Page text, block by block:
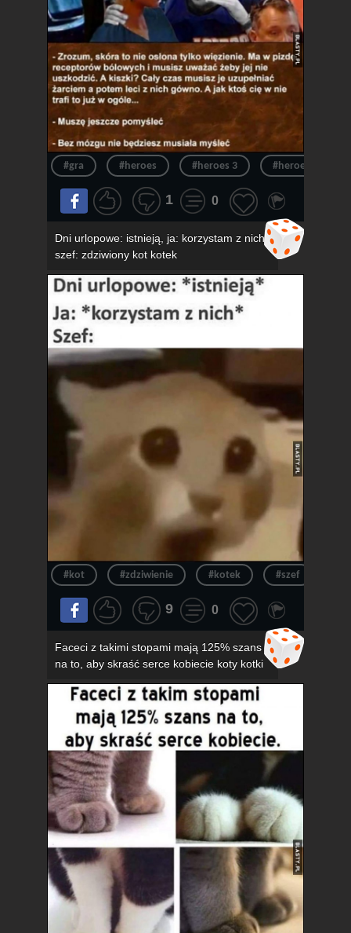
#gra #heroes #heroes 3 #heroes of
1 0
Dni urlopowe: istnieją, ja: korzystam z nich,
szef: zdziwiony kot kotek
#kot #zdziwienie #kotek #szef
9 0
Faceci z takimi stopami mają 125% szans
na to, aby skraść serce kobiecie koty kotki